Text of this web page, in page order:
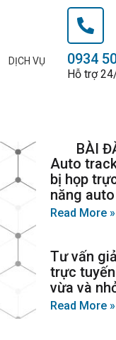
DỊCH VỤ 0934
Hỗ trợ
BÀI
Auto
bị họp
năng
Read More »
Tư vấn
trực
vừa và
Read More »